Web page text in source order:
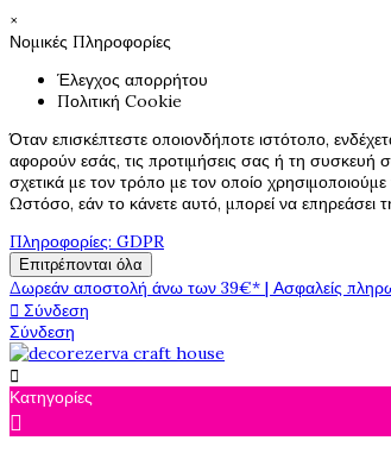
×
Νομικές Πληροφορίες
Έλεγχος απορρήτου
Πολιτική Cookie
Όταν επισκέπτεστε οποιονδήποτε ιστότοπο,
αφορούν εσάς, τις προτιμήσεις σας ή τη συσκευή
σχετικά με τον τρόπο με τον οποίο
Ωστόσο, εάν το κάνετε αυτό, μπορεί να επηρεάσει
Πληροφορίες: GDPR
Επιτρέπονται όλα
Δωρεάν αποστολή άνω των 39€* | Ασφαλείς
 Σύνδεση
Σύνδεση

Κατηγορίες
